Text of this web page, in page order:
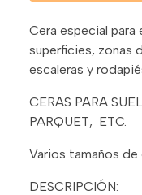
Cera especial para
superficies, zonas
escaleras y
CERAS PARA
PARQUET, ETC.
Varios tamaños de
DESCRIPCIÓN: